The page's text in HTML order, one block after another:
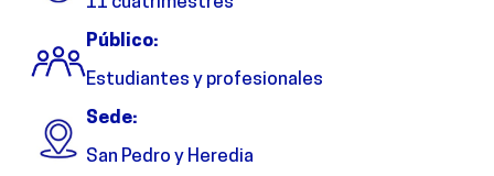
Público:
Estudiantes y profesionales
Sede:
San Pedro y Heredia